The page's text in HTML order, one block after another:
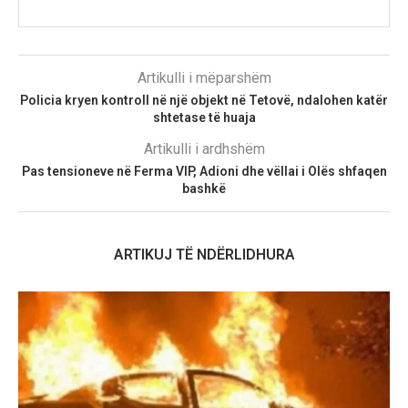
Artikulli i mëparshëm
Policia kryen kontroll në një objekt në Tetovë, ndalohen katër
shtetase të huaja
Artikulli i ardhshëm
Pas tensioneve në Ferma VIP, Adioni dhe vëllai i Olës shfaqen
bashkë
ARTIKUJ TË NDËRLIDHURA